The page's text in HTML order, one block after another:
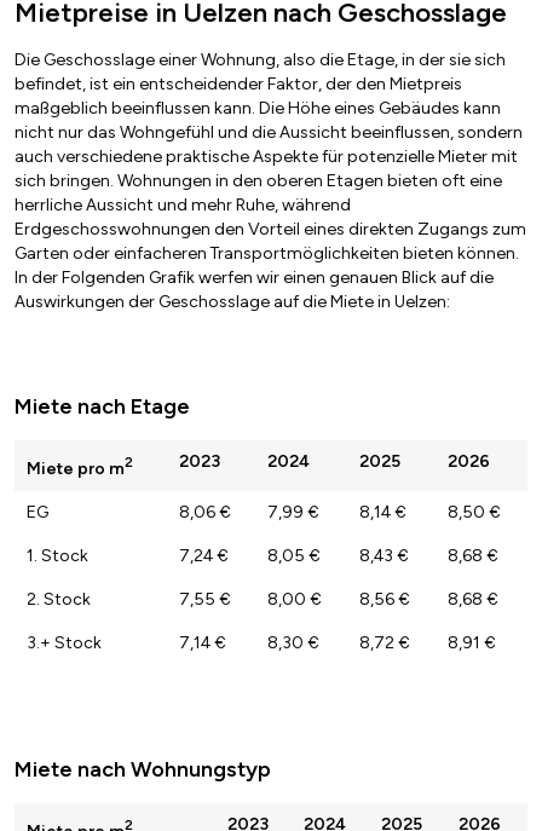
Mietpreise in Uelzen nach Geschosslage
Die Geschosslage einer Wohnung, also die Etage, in der sie sich
befindet, ist ein entscheidender Faktor, der den Mietpreis
maßgeblich beeinflussen kann. Die Höhe eines Gebäudes kann
nicht nur das Wohngefühl und die Aussicht beeinflussen, sondern
auch verschiedene praktische Aspekte für potenzielle Mieter mit
sich bringen. Wohnungen in den oberen Etagen bieten oft eine
herrliche Aussicht und mehr Ruhe, während
Erdgeschosswohnungen den Vorteil eines direkten Zugangs zum
Garten oder einfacheren Transportmöglichkeiten bieten können.
In der Folgenden Grafik werfen wir einen genauen Blick auf die
Auswirkungen der Geschosslage auf die Miete in Uelzen:
Miete nach Etage
Miete pro m2 2023 2024 2025 2026
EG 8,06 € 7,99 € 8,14 € 8,50 €
1. Stock 7,24 € 8,05 € 8,43 € 8,68 €
2. Stock 7,55 € 8,00 € 8,56 € 8,68 €
3.+ Stock 7,14 € 8,30 € 8,72 € 8,91 €
Miete nach Wohnungstyp
2 2023 2024 2025 2026